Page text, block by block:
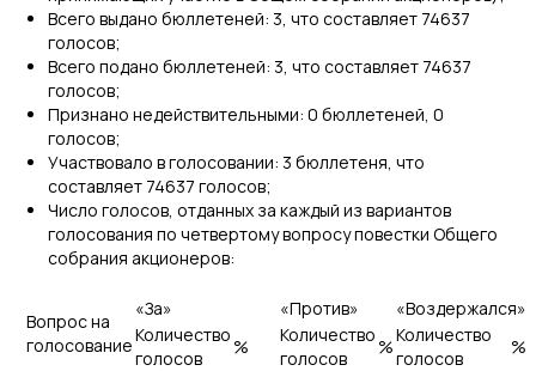
Всего выдано бюллетеней: 3, что составляет 74637
голосов;
Всего подано бюллетеней: 3, что составляет 74637
голосов;
Признано недействительными: 0 бюллетеней, 0
голосов;
Участвовало в голосовании: 3 бюллетеня, что
составляет 74637 голосов;
Число голосов, отданных за каждый из вариантов
голосования по четвертому вопросу повестки Общего
собрания акционеров:
Вопрос на
голосование
«За» «Против»
«Воздержался»
Количество
голосов
%
Количество
голосов
%
Количество
голосов
%